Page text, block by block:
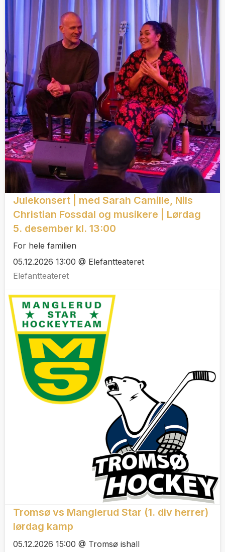
Julekonsert | med Sarah Camille, Nils
Christian Fossdal og musikere | Lørdag
5. desember kl. 13:00
For hele familien
05.12.2026 13:00 @ Elefantteateret
Elefantteateret
Tromsø vs Manglerud Star (1. div herrer)
lørdag kamp
05.12.2026 15:00 @ Tromsø ishall